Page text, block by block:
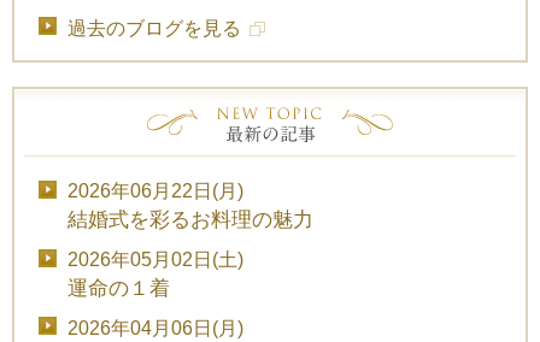
過去のブログを見る
2026年06月22日(月)
結婚式を彩るお料理の魅力
2026年05月02日(土)
運命の１着
2026年04月06日(月)